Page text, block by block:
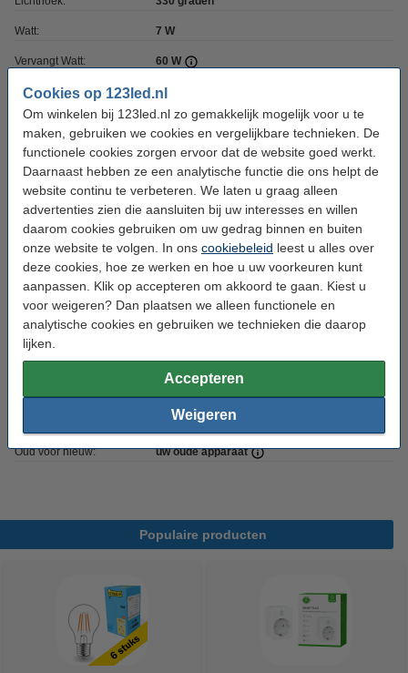
Cookies op 123led.nl
Om winkelen bij 123led.nl zo gemakkelijk mogelijk voor u te
maken, gebruiken we cookies en vergelijkbare technieken. De
functionele cookies zorgen ervoor dat de website goed werkt.
Daarnaast hebben ze een analytische functie die ons helpt de
website continu te verbeteren. We laten u graag alleen
advertenties zien die aansluiten bij uw interesses en willen
daarom cookies gebruiken om uw gedrag binnen en buiten
onze website te volgen. In ons cookiebeleid leest u alles over
deze cookies, hoe ze werken en hoe u uw voorkeuren kunt
aanpassen. Klik op accepteren om akkoord te gaan. Kiest u
voor weigeren? Dan plaatsen we alleen functionele en
analytische cookies en gebruiken we technieken die daarop
lijken.
Accepteren
Weigeren
Watt: 7 W
Vervangt Watt: 60 W
Coating: Helder
Dimbaar: Nee
Voltage: 220-240 V
Afmetingen: 60 x 108 mm (bxh)
Werktemperatuur: -20 tot +40 °C
Beschermingsniveau: IP20
Branduren: 15.000 uur
Aantal: 6
Energielabel: E
PDF
Oud voor nieuw: uw oude apparaat
Populaire producten